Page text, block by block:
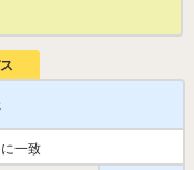
に一致